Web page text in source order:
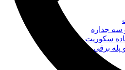
سه جداره
سکوریت
پله برقی